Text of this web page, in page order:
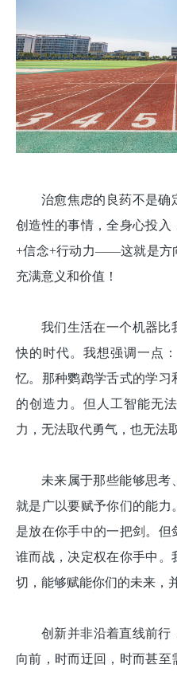
治愈焦虑的良药不是确
创造性的事情，全身心投入
+信念+行动力——这就是方
充满意义和价值！
我们生活在一个机器比
快的时代。我想强调一点
忆。那种鹦鹉学舌式的学
的创造力。但人工智能无
力，无法取代勇气，也无法
未来属于那些能够思考
就是广以要赋予你们的能力
是放在你手中的一把剑。
谁而战，决定权在你手中。
切，能够赋能你们的未来，
创新并非沿着直线前
向前，时而迂回，时而甚